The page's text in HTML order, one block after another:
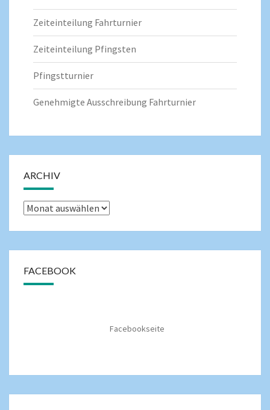
Zeiteinteilung Fahrturnier
Zeiteinteilung Pfingsten
Pfingstturnier
Genehmigte Ausschreibung Fahrturnier
ARCHIV
FACEBOOK
Facebookseite